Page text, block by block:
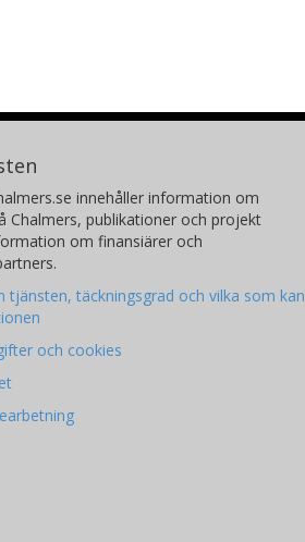
innehåller information om
Chalmers, publikationer och projekt
om finansiärer och
tjänsten, täckningsgrad och vilka som kan
och cookies